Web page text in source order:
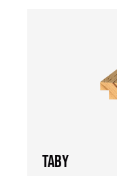
TABY